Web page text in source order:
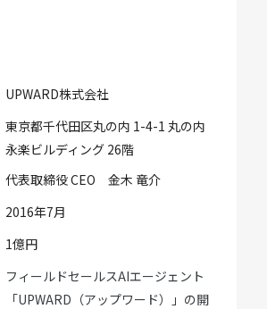
UPWARD株式会社
東京都千代田区丸の内 1-4-1 丸の内
永楽ビルディング 26階
代表取締役 CEO 金木 竜介
2016年7月
1億円
フィールドセールスAIエージェント
「UPWARD（アップワード）」の開